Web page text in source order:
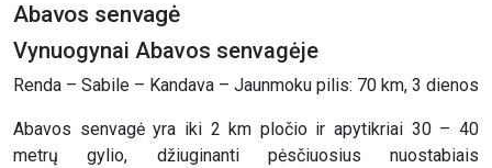
Abavos senvagė
Vynuogynai Abavos senvagėje
Renda – Sabile – Kandava – Jaunmoku pilis: 70 km, 3 dienos
Abavos senvagė yra iki 2 km pločio ir apytikriai 30 – 40
metrų gylio, džiuginanti pėsčiuosius nuostabiais